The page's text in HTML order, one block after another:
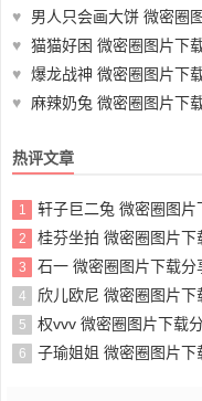
♥
男人只会画大饼 微密圈图
♥ 猫猫好困 微密圈图片下
♥ 爆龙战神 微密圈图片下载分享
♥
麻辣奶兔 微密圈图片下载分享
热评文章
1 轩子巨二兔 微密圈图片
2 桂芬坐拍 微密圈图片下载分享
3 石一 微密圈图片下载分享
4 欣儿欧尼 微密圈图片下载分享
5 权vvv 微密圈图片下载分享
6 子瑜姐姐 微密圈图片下载分享